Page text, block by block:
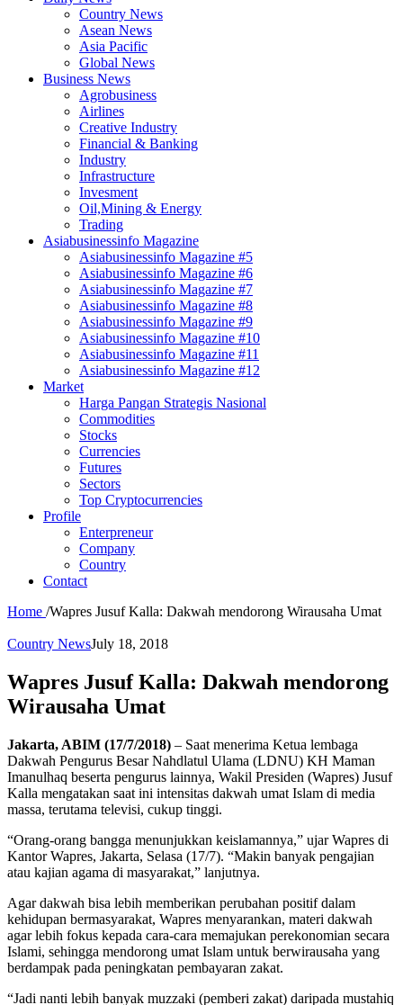
Country News
Asean News
Asia Pacific
Global News
Business News
Agrobusiness
Airlines
Creative Industry
Financial & Banking
Industry
Infrastructure
Invesment
Oil,Mining & Energy
Trading
Asiabusinessinfo Magazine
Asiabusinessinfo Magazine #5
Asiabusinessinfo Magazine #6
Asiabusinessinfo Magazine #7
Asiabusinessinfo Magazine #8
Asiabusinessinfo Magazine #9
Asiabusinessinfo Magazine #10
Asiabusinessinfo Magazine #11
Asiabusinessinfo Magazine #12
Market
Harga Pangan Strategis Nasional
Commodities
Stocks
Currencies
Futures
Sectors
Top Cryptocurrencies
Profile
Enterpreneur
Company
Country
Contact
Home /Wapres Jusuf Kalla: Dakwah mendorong Wirausaha Umat
Country NewsJuly 18, 2018
Wapres Jusuf Kalla: Dakwah mendorong
Wirausaha Umat
Jakarta, ABIM (17/7/2018) – Saat menerima Ketua lembaga
Dakwah Pengurus Besar Nahdlatul Ulama (LDNU) KH Maman
Imanulhaq beserta pengurus lainnya, Wakil Presiden (Wapres) Jusuf
Kalla mengatakan saat ini intensitas dakwah umat Islam di media
massa, terutama televisi, cukup tinggi.
“Orang-orang bangga menunjukkan keislamannya,” ujar Wapres di
Kantor Wapres, Jakarta, Selasa (17/7). “Makin banyak pengajian
atau kajian agama di masyarakat,” lanjutnya.
Agar dakwah bisa lebih memberikan perubahan positif dalam
kehidupan bermasyarakat, Wapres menyarankan, materi dakwah
agar lebih fokus kepada cara-cara memajukan perekonomian secara
Islami, sehingga mendorong umat Islam untuk berwirausaha yang
berdampak pada peningkatan pembayaran zakat.
“Jadi nanti lebih banyak muzzaki (pemberi zakat) daripada mustahiq